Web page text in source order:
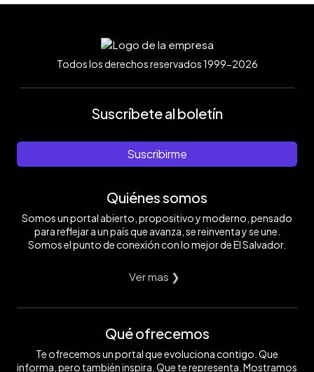
Todos los derechos reservados 1999-2026
Suscríbete al boletín
Suscribirme
Quiénes somos
Somos un portal abierto, propositivo y moderno, pensado
para reflejar a un país que avanza, se reinventa y se une.
Somos el punto de conexión con lo mejor de El Salvador.
Ver mas ❯
Qué ofrecemos
Te ofrecemos un portal que evoluciona contigo. Que
informa, pero también inspira. Que te representa. Mostramos